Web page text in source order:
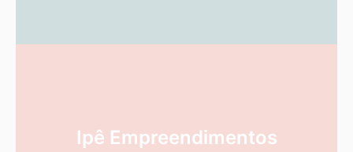
Ipê Empreendimentos